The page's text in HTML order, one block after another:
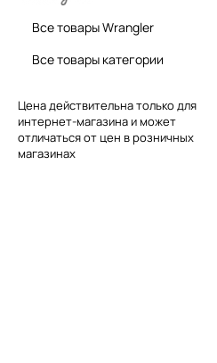
Все товары Wrangler
Все товары категории
Цена действительна только для
интернет-магазина и может
отличаться от цен в розничных
магазинах